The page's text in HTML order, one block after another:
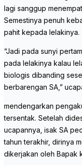
lagi sanggup
Semestinya penuh
pahit kepada lelakinya.
“Jadi pada sunyi
pada lelakinya kalau
biologis dibanding
berbarengan SA,”
mendengarkan
tersentak. Setelah
ucapannya, isak SA
tahun terakhir, dirinya
dikerjakan oleh Bapak